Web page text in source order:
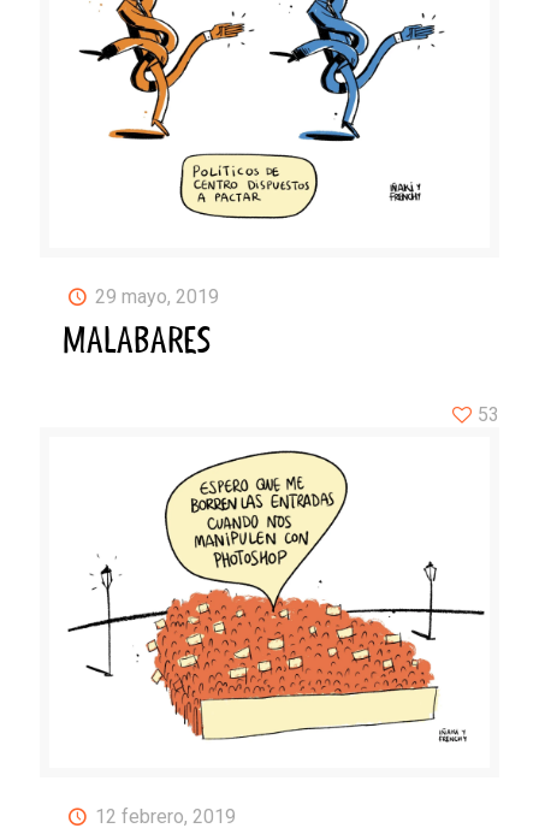
29 mayo, 2019
MALABARES
12 febrero, 2019
53